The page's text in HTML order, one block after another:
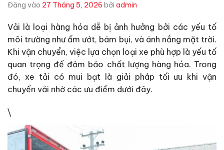
Đăng vào 27 Tháng 5, 2026 bởi admin
Vải là loại hàng hóa dễ bị ảnh hưởng bởi các yếu tố
môi trường như ẩm ướt, bám bụi, và ánh nắng mặt trời.
Khi vận chuyển, việc lựa chọn loại xe phù hợp là yếu tố
quan trọng để đảm bảo chất lượng hàng hóa. Trong
đó, xe tải có mui bạt là giải pháp tối ưu khi vận
chuyển vải nhờ các ưu điểm dưới đây.
\